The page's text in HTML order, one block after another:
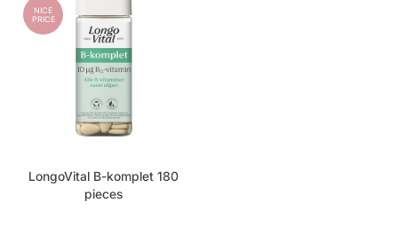
NICE
PRICE
LongoVital B-komplet 180
pieces